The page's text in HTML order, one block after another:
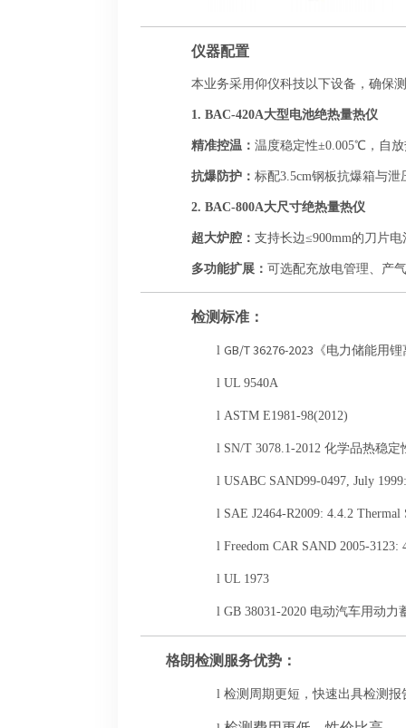
仪器配置
本业务采用仰仪科技以下设备，确保
1. BAC-420A大型电池绝热量热仪
精准控温： 温度稳定性±0.005℃，自
抗爆防护： 标配3.5cm钢板抗爆箱与
2. BAC-800A大尺寸绝热量热仪
超大炉腔： 支持长边≤900mm的刀片
多功能扩展： 可选配充放电管理、产
检测标准：
l GB/T 36276-2023《电力储能用
l UL 9540A
l ASTM E1981-98(2012)
l SN/T 3078.1-2012 化学品热稳
l USABC SAND99-0497, July
l SAE J2464-R2009: 4.4.2 Thermal
l Freedom CAR SAND 2005-3123:
l UL 1973
l GB 38031-2020 电动汽车用动力
格朗检测服务优势：
l 检测周期更短，快速出具检测报